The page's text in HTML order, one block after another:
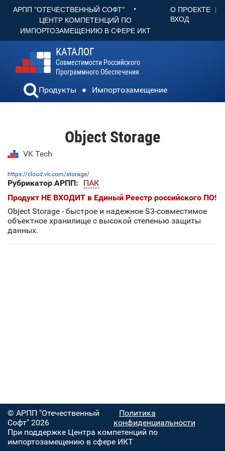
АРПП "ОТЕЧЕСТВЕННЫЙ СОФТ" •
ЦЕНТР КОМПЕТЕНЦИЙ ПО
ИМПОРТОЗАМЕЩЕНИЮ В СФЕРЕ ИКТ
О ПРОЕКТЕ
ВХОД
КАТАЛОГ
Совместимости Российского
Программного Обеспечения
Продукты Импортозамещение
Object Storage
VK Tech
https://cloud.vk.com/storage/
Рубрикатор АРПП:
ПАК
Продукт НЕ ВХОДИТ в Единый Реестр российского ПО!
Object Storage - быстрое и надежное S3-совместимое
объектное хранилище с высокой степенью защиты
данных.
© АРПП "Отечественный
Софт" 2026
Политика
конфиденциальности
При поддержке Центра компетенций по
импортозамещению в сфере ИКТ